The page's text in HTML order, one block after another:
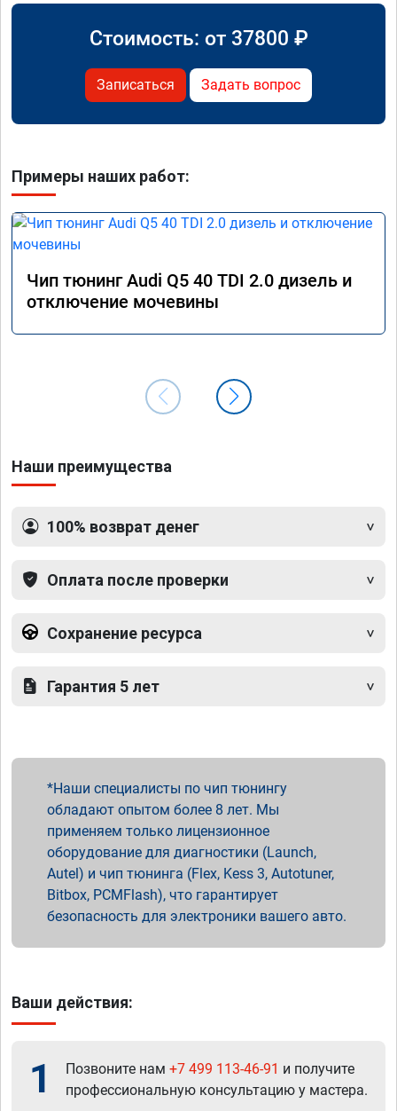
Стоимость: от 37800 ₽
Записаться Задать вопрос
Примеры наших работ:
Чип тюнинг Audi Q5 40 TDI 2.0 дизель и
отключение мочевины
Наши преимущества
100% возврат денег
Оплата после проверки
Сохранение ресурса
Гарантия 5 лет
Наши специалисты по чип тюнингу
обладают опытом более 8 лет. Мы
применяем только лицензионное
оборудование для диагностики (Launch,
Autel) и чип тюнинга (Flex, Kess 3, Autotuner,
Bitbox, PCMFlash), что гарантирует
безопасность для электроники вашего авто.
Ваши действия:
1 Позвоните нам +7 499 113-46-91 и получите
профессиональную консультацию у мастера.